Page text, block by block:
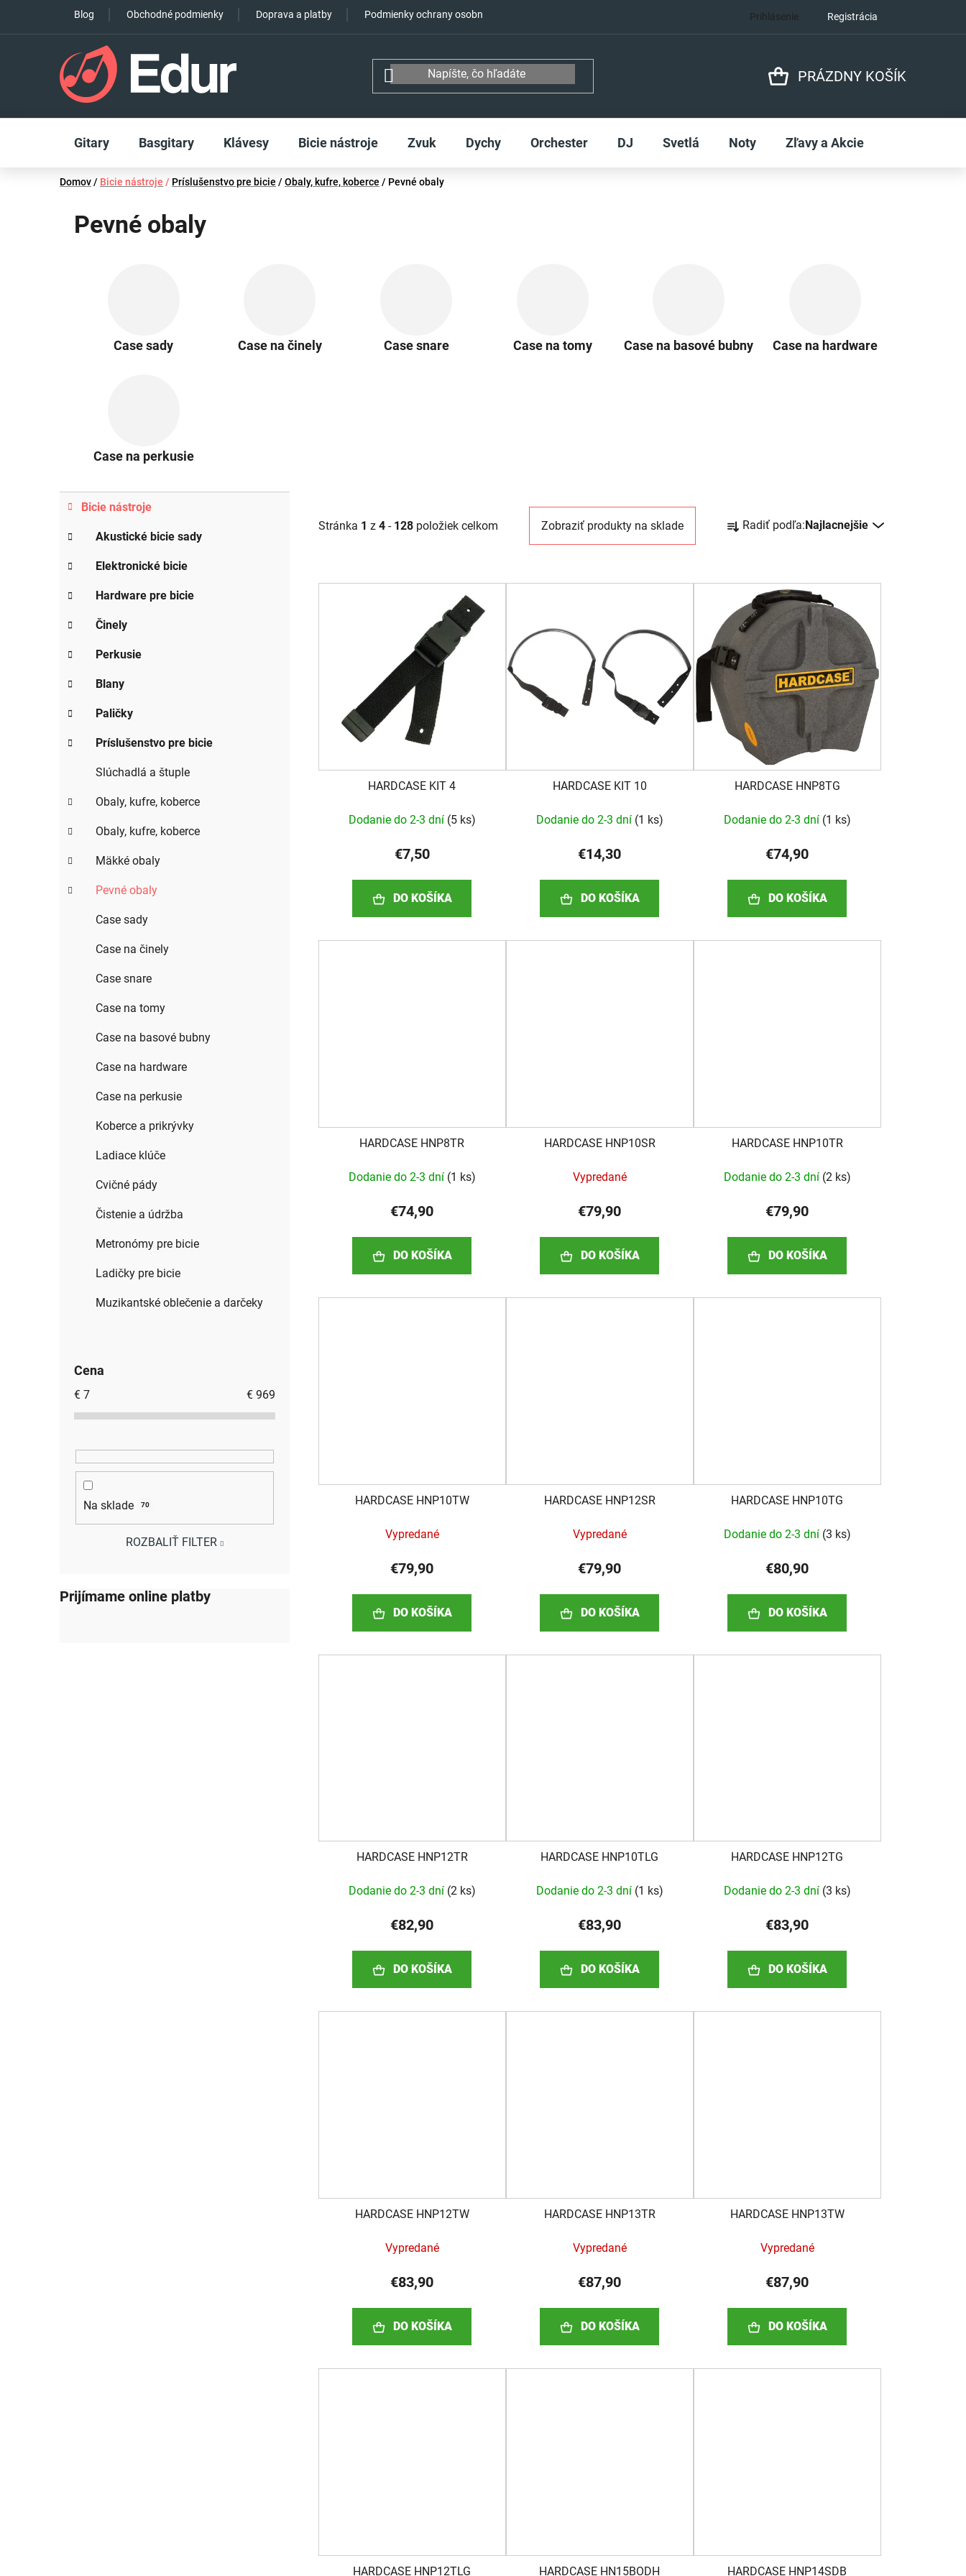
obsah
Blog Obchodné podmienky Doprava a platby Podmienky ochrany osobných údajov Prihlásenie Registrácia
PRÁZDNY KOŠÍK
Gitary Basgitary Klávesy Bicie nástroje Zvuk Dychy Orchester DJ Svetlá Noty Zľavy a Akcie
Domov/ Bicie nástroje / Príslušenstvo pre bicie / Obaly, kufre, koberce / Pevné obaly
Pevné obaly
Case sady Case na činely Case snare Case na tomy Case na basové bubny Case na hardware
Case na perkusie
B
p
PreskočiťBicie nástroje
Akustické bicie sady
Elektronické bicie
Hardware pre bicie
Činely
Perkusie
Blany
Paličky
Príslušenstvo pre bicie
Slúchadlá a štuple
Obaly, kufre, koberce
Obaly, kufre, koberce
Mäkké obaly
Pevné obaly
Case sady
Case na činely
Case snare
Case na tomy
Case na basové bubny
Case na hardware
Case na perkusie
Koberce a prikrývky
Ladiace klúče
Cvičné pády
Čistenie a údržba
Metronómy pre bicie
Ladičky pre bicie
Muzikantské oblečenie a darčeky
Cena
€ 7 € 969
Na sklade 70
ROZBALIŤ FILTER
Prijímame online platby
Stránka 1 z 4 - 128 položiek celkom Zobraziť produkty na sklade
a
n
e
p
r
k
o
Radiť podľa:Najlacnejšie
V
k
HARDCASE KIT 4
Dodanie do 2-3 dní (5 ks)
€7,50
DO KOŠÍKA
HARDCASE KIT 10
Dodanie do 2-3 dní (1 ks)
€14,30
DO KOŠÍKA
HARDCASE HNP8TG
Dodanie do 2-3 dní (1 ks)
€74,90
DO KOŠÍKA
HARDCASE HNP8TR
Dodanie do 2-3 dní (1 ks)
€74,90
DO KOŠÍKA
HARDCASE HNP10SR
Vypredané
€79,90
DO KOŠÍKA
HARDCASE HNP10TR
Dodanie do 2-3 dní (2 ks)
€79,90
DO KOŠÍKA
HARDCASE HNP10TW
Vypredané
€79,90
DO KOŠÍKA
HARDCASE HNP12SR
Vypredané
€79,90
DO KOŠÍKA
HARDCASE HNP10TG
Dodanie do 2-3 dní (3 ks)
€80,90
DO KOŠÍKA
HARDCASE HNP12TR
Dodanie do 2-3 dní (2 ks)
€82,90
DO KOŠÍKA
HARDCASE HNP10TLG
Dodanie do 2-3 dní (1 ks)
€83,90
DO KOŠÍKA
HARDCASE HNP12TG
Dodanie do 2-3 dní (3 ks)
€83,90
DO KOŠÍKA
HARDCASE HNP12TW
Vypredané
€83,90
DO KOŠÍKA
HARDCASE HNP13TR
Vypredané
€87,90
DO KOŠÍKA
HARDCASE HNP13TW
Vypredané
€87,90
DO KOŠÍKA
HARDCASE HNP12TLG HARDCASE HN15BODH HARDCASE HNP14SDB